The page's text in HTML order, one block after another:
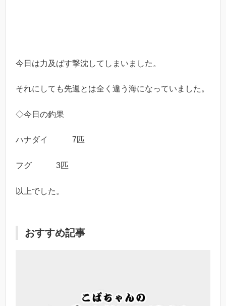
今日は力及ばす撃沈してしまいました。
それにしても先週とは全く違う海になっていました。
◇今日の釣果
ハナダイ 7匹
フグ 3匹
以上でした。
おすすめ記事